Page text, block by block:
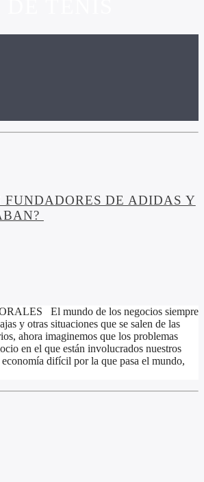
FUNDADORES DE ADIDAS Y
El mundo de los negocios siempre
y otras situaciones que se salen de las
ahora imaginemos que los problemas
en el que están involucrados nuestros
difícil por la que pasa el mundo,